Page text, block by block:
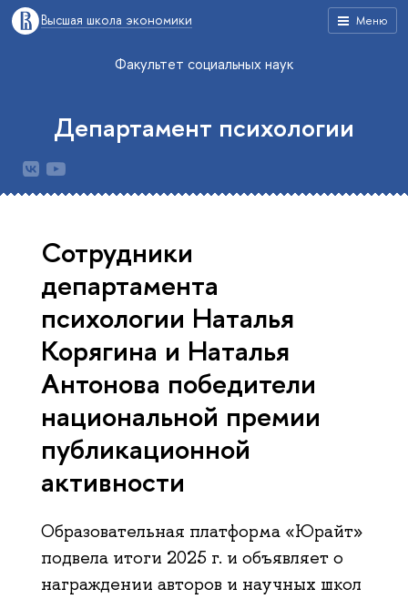
Меню
Высшая школа экономики
Факультет социальных наук
Департамент психологии
Сотрудники
департамента
психологии Наталья
Корягина и Наталья
Антонова победители
национальной премии
публикационной
активности
Образовательная платформа «Юрайт»
подвела итоги 2025 г. и объявляет о
награждении авторов и научных школ